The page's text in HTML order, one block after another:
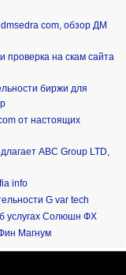
com, обзор ДМ
проверка на скам сайта
биржи для
от настоящих
ABC Group LTD,
info
G var tech
услугах Солюшн ФХ
Магнум